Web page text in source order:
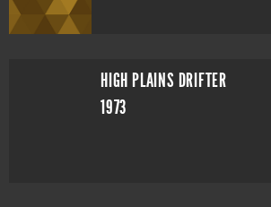
HIGH PLAINS DRIFTER
1973